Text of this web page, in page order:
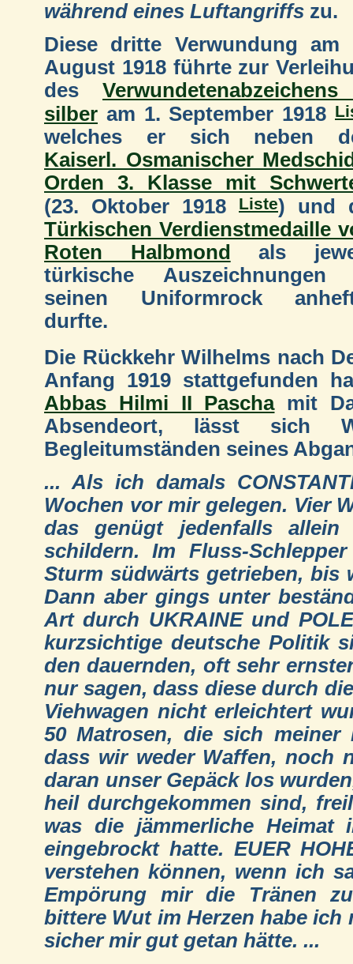
während eines Luftangriffs zu.
Diese dritte Verwundung am
August 1918 führte zur
des
silber am 1. September 1918
welches er sich neben
Kaiserl. Osmanischer
Orden 3. Klasse mit
(23. Oktober 1918
Liste) und
Türkischen Verdienstmedaille
Roten Halbmond
als
türkische Auszeichnungen
seinen Uniformrock
durfte.
Die Rückkehr Wilhelms nach
Anfang 1919 stattgefunden
Abbas Hilmi II Paschamit
Absendeort, lässt sich
Begleitumständen seines
... Als ich damals
Wochen vor mir gelegen. Vier
das genügt jedenfalls
schildern. Im Fluss-
Sturm südwärts getrieben, bis
Dann aber gings unter
Art durch UKRAINE und
kurzsichtige deutsche Politik
den dauernden, oft sehr
nur sagen, dass diese durch
Viehwagen nicht erleichtert
50 Matrosen, die sich meiner
dass wir weder Waffen, noch
daran unser Gepäck los
heil durchgekommen sind,
was die jämmerliche Heimat
eingebrockt hatte. EUER
verstehen können, wenn ich
Empörung mir die Tränen
bittere Wut im Herzen habe
sicher mir gut getan hätte. ...